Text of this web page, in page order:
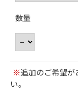
数量
※追加のご希望
い。